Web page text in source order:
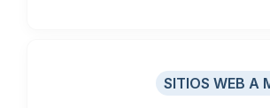
SITIOS WEB A